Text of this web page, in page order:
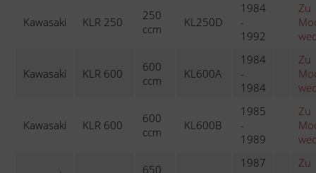
Kawasaki KLR 250
250
ccm
KL250D
1984
-
1992
Zu
Kawasaki KLR 600
600
ccm
KL600A
1984
-
1984
Zu
Kawasaki KLR 600
600
ccm
KL600B
1985
-
1989
Zu
650
1987
Zu